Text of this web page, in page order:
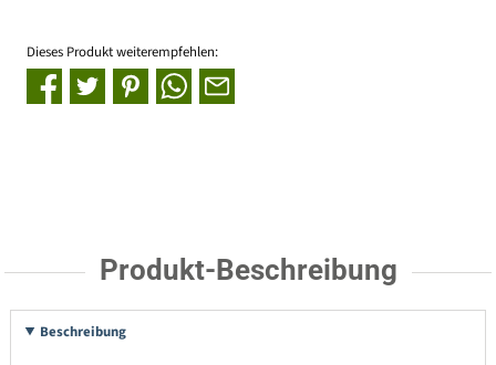
Dieses Produkt weiterempfehlen:
Produkt-Beschreibung
Beschreibung